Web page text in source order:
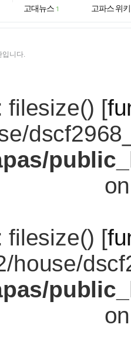
고대뉴스 1
고파스 위키
입니다.
filesize() [
filesize() [
house/